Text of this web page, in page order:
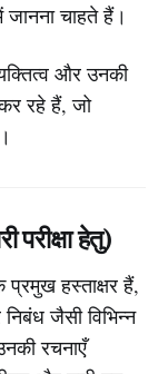
जानना चाहते हैं।
और उनकी
रहे हैं, जो
परीक्षा हेतु)
प्रमुख हस्ताक्षर हैं,
जैसी विभिन्न
रचनाएँ